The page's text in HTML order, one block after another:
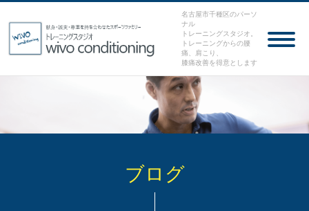
名古屋市千種区のパーソ
ナル
トレーニングスタジオ。
トレーニングからの腰
痛、肩こり、
膝痛改善を得意とします
ブログ